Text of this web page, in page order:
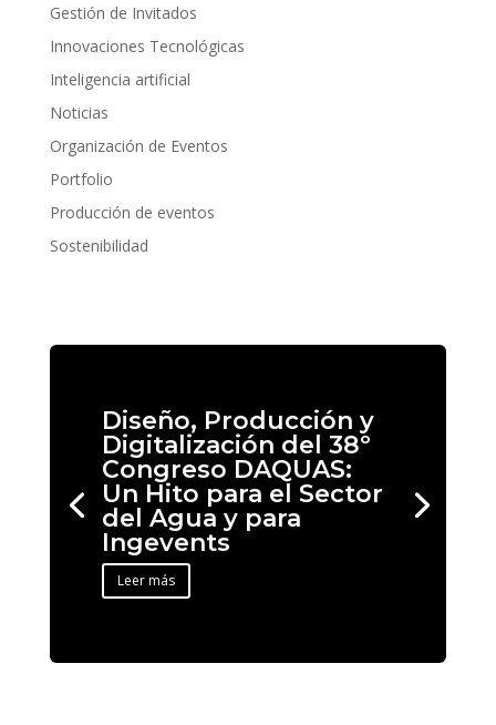
Gestión de Invitados
Innovaciones Tecnológicas
Inteligencia artificial
Noticias
Organización de Eventos
Portfolio
Producción de eventos
Sostenibilidad
Diseño, Producción y
Digitalización del 38º
Congreso DAQUAS:
Un Hito para el Sector
del Agua y para
Ingevents
Leer más